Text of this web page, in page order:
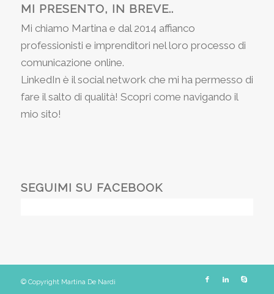
MI PRESENTO, IN BREVE..
Mi chiamo Martina e dal 2014 affianco
professionisti e imprenditori nel loro processo di
comunicazione online.
LinkedIn è il social network che mi ha permesso di
fare il salto di qualità! Scopri come navigando il
mio sito!
SEGUIMI SU FACEBOOK
© Copyright Martina De Nardi